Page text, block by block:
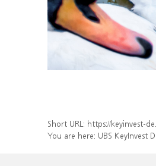
Short URL: https://keyinvest-
You are here: UBS KeyInvest